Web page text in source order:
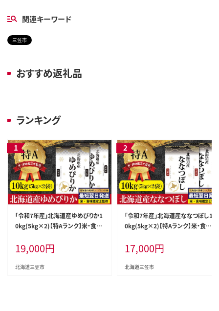
関連キーワード
三笠市
おすすめ返礼品
ランキング
「令和7年産」北海道産ゆめぴりか1
0kg(5kg×2)【特Aランク】米・食味
06120】
19,000円
北海道三笠市
「令和7年産」北海道産ななつぼし1
0kg(5kg×2)【特Aランク】米・食味
06018】
17,000円
北海道三笠市